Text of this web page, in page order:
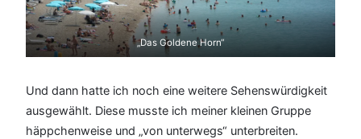
„Das Goldene Horn“
Und dann hatte ich noch eine weitere Sehenswürdigkeit
ausgewählt. Diese musste ich meiner kleinen Gruppe
häppchenweise und „von unterwegs“ unterbreiten.